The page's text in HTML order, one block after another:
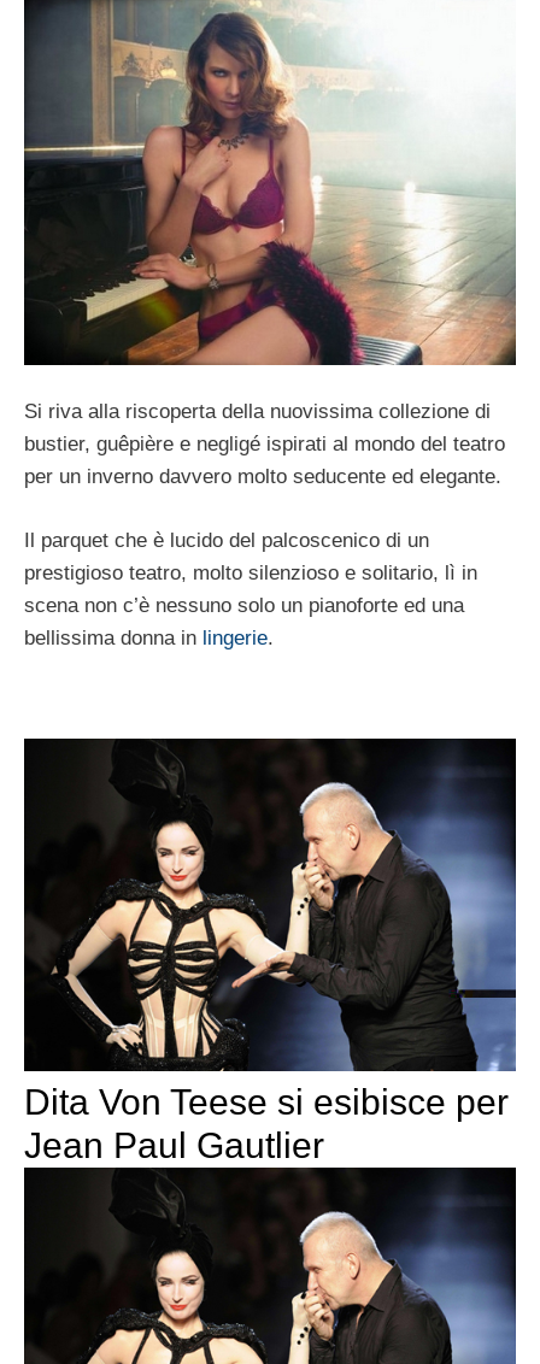
Si riva alla riscoperta della nuovissima collezione di
bustier, guêpière e negligé ispirati al mondo del teatro
per un inverno davvero molto seducente ed elegante.
Il parquet che è lucido del palcoscenico di un
prestigioso teatro, molto silenzioso e solitario, lì in
scena non c’è nessuno solo un pianoforte ed una
bellissima donna in lingerie.
Dita Von Teese si esibisce per
Jean Paul Gautlier